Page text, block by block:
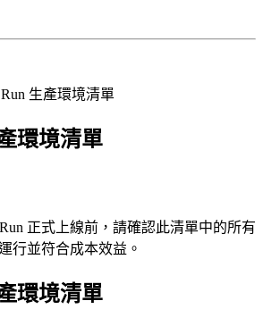
生產環境清單
環境清單
正式上線前，請確認此清單中的所有
行並符合成本效益。
環境清單